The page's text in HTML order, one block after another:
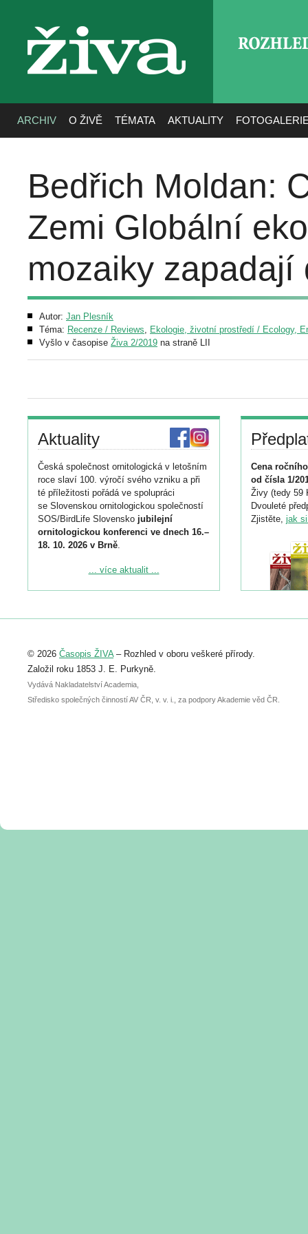
živa
ARCHIV O ŽIVĚ TÉMATA AKTUALITY
Bedřich Moldan:
Zemi Globální
mozaiky
Autor: Jan Plesník
Téma: Recenze / Reviews, Ekologie, životní prostředí / Ecology,
Vyšlo v časopise Živa 2/2019 na straně LII
Aktuality
Česká společnost ornitologická v letošním
roce slaví 100. výročí svého vzniku a při
té příležitosti pořádá ve spolupráci
se Slovenskou ornitologickou společností
SOS/BirdLife Slovensko jubilejní
ornitologickou konferenci ve dnech 16.–
18. 10. 2026 v Brně.
Podrobnější informace ke konferenci
Registrovat se můžete do 6. září.
abstraktu přihlášené přednášky nebo
posteru je už 30. června.
... více aktualit ...
Cena
od čísla 1/
Živy (tedy 59
Dvouleté
Zjistěte, jak
© 2026 Časopis ŽIVA– Rozhled v oboru veškeré přírody.
Založil roku 1853 J. E. Purkyně.
Vydává Nakladatelství Academia,
Středisko společných činností AV ČR, v. v. i., za podpory Akademie věd ČR.